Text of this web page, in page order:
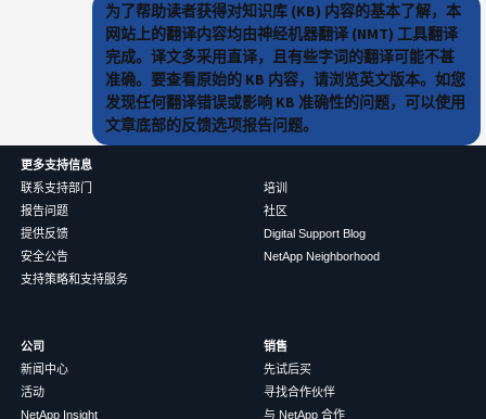
为了帮助读者获得对知识库 (KB) 内容的基本了解，本
网站上的翻译内容均由神经机器翻译 (NMT) 工具翻译
完成。译文多采用直译，且有些字词的翻译可能不甚
准确。要查看原始的 KB 内容，请浏览英文版本。如您
发现任何翻译错误或影响 KB 准确性的问题，可以使用
文章底部的反馈选项报告问题。
更多支持信息
联系支持部门
报告问题
提供反馈
安全公告
支持策略和支持服务
培训
社区
Digital Support Blog
NetApp Neighborhood
公司
新闻中心
活动
NetApp Insight
销售
先试后买
寻找合作伙伴
与 NetApp 合作